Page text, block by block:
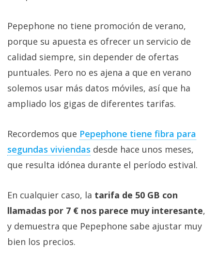
Pepephone no tiene promoción de verano,
porque su apuesta es ofrecer un servicio de
calidad siempre, sin depender de ofertas
puntuales. Pero no es ajena a que en verano
solemos usar más datos móviles, así que ha
ampliado los gigas de diferentes tarifas.
Recordemos que Pepephone tiene fibra para
segundas viviendas‎ desde hace unos meses,
que resulta idónea durante el período estival.
En cualquier caso, la tarifa de 50 GB con
llamadas por 7 € nos parece muy interesante,
y demuestra que Pepephone sabe ajustar muy
bien los precios.